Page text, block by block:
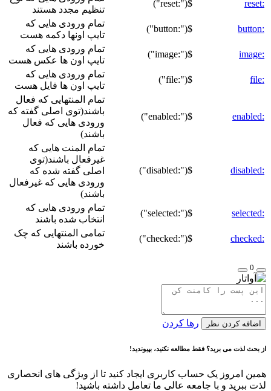
:reset
$(":reset")
تنظیم مجدد هستند
:button
$(":button")
تمام ورودی هایی که
تایپ اونها دکمه هست
:image
$(":image")
تمام ورودی هایی که
تایپ اون ها عکس هست
:file
$(":file")
تمام ورودی هایی که
تایپ اون ها فایل هست
:enabled
$(":enabled")
تمام المنتهایی که فعال
باشند(توی اصلی گفته که
ورودی هایی که فعال
باشند)
:disabled
$(":disabled")
تمام المنت هایی که
غیرفعال باشند(توی
اصلی گفته شده که
ورودی هایی که غیرفعال
باشند)
:selected
$(":selected")
تمام ورودی هایی که
انتخاب شده باشند
:checked
$(":checked")
تمامی المنتهایی که چک
خورده باشند
0
اضافه کردن نظر رها کردن
از بحث لذت می برید؟ فقط مطالعه نکنید، بپیوندید!
همین امروز یک حساب کاربری ایجاد کنید تا از ویژگی های انحصاری
لذت ببرید و با جامعه عالی ما تعامل داشته باشید!